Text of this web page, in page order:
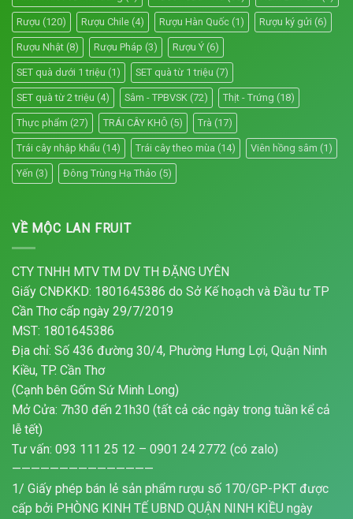
Rượu (120) Rượu Chile (4) Rượu Hàn Quốc (1) Rượu ký gửi (6)
Rượu Nhật (8) Rượu Pháp (3) Rượu Ý (6)
SET quà dưới 1 triệu (1) SET quà từ 1 triệu (7)
SET quà từ 2 triệu (4) Sâm - TPBVSK (72) Thịt - Trứng (18)
Thực phẩm (27) TRÁI CÂY KHÔ (5) Trà (17)
Trái cây nhập khẩu (14) Trái cây theo mùa (14) Viên hồng sâm (1)
Yến (3) Đông Trùng Hạ Thảo (5)
VỀ MỘC LAN FRUIT
CTY TNHH MTV TM DV TH ĐẶNG UYÊN
Giấy CNĐKKD: 1801645386 do Sở Kế hoạch và Đầu tư TP
Cần Thơ cấp ngày 29/7/2019
MST: 1801645386
Địa chỉ: Số 436 đường 30/4, Phường Hưng Lợi, Quận Ninh
Kiều, TP. Cần Thơ
(Cạnh bên Gốm Sứ Minh Long)
Mở Cửa: 7h30 đến 21h30 (tất cả các ngày trong tuần kể cả
lễ tết)
Tư vấn: 093 111 25 12 – 0901 24 2772 (có zalo)
———————————————
1/ Giấy phép bán lẻ sản phẩm rượu số 170/GP-PKT được
cấp bởi PHÒNG KINH TẾ UBND QUẬN NINH KIỀU ngày